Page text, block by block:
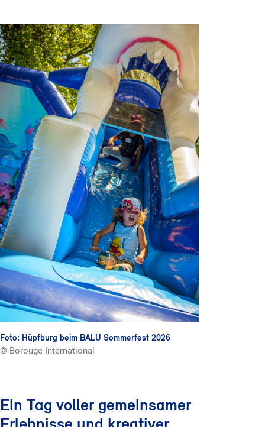
Foto: Hüpfburg beim BALU Sommerfest 2026
© Borouge International
Ein Tag voller gemeinsamer